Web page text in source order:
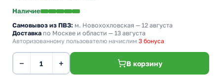
Наличие
Самовывоз из ПВЗ: м. Новохохловская — 12 августа
Доставка по Москве и области — 13 августа
Авторизованному пользователю начислим 3 бонуса
− + В корзину